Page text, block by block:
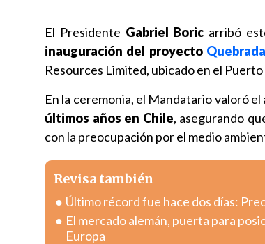
El Presidente Gabriel Boric arribó
inauguración del proyecto
Resources Limited, ubicado en el
En la ceremonia, el Mandatario valoró
últimos años en Chile, asegurando
con la preocupación por el medio
Revisa también
Último récord fue hace dos días:
El mercado alemán, puerta para
Europa